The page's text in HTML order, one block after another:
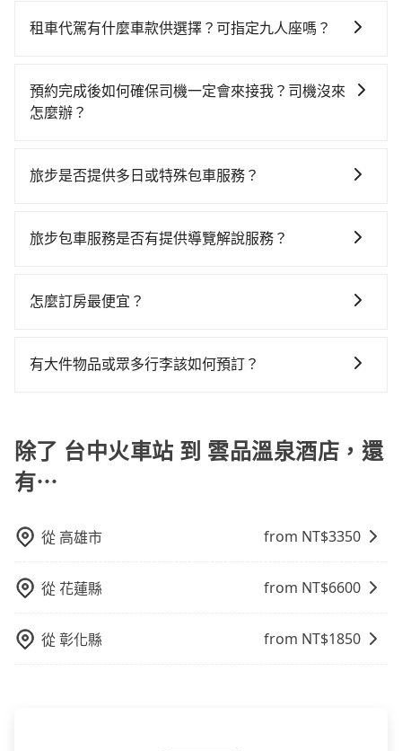
$115~205承租小轎車，每公里再額外加收$3.2，從台中
路返回），雖已將eTag和可能的每小時40元路邊停車費
用預估進去，但額外的汽車保險與可能的罰單都需自
數超過四位，更是沒有較大的七人座或九人座可供選
修理，每一次租車都好像在開樂透一樣。另外，偶爾也
車或者要載其他乘客的人來說就有不小的風險。最後，
距離，在遇到下雨天或者載行李時，就顯得非常不便。
灣大車隊、Uber、Line Taxi、Yoxi等，如果在路邊攔不
計程車等叫車看看。依照里程跳錶計算，價格約為
1,625~2,000元間，若改選tripool的專車服務可再更便
的難度是雙北市的490倍。再加上台中市有些計程車司機
酒店的跳表小黃可能較為便宜，但當你們人數超過四位
租車代駕有什麼車款供選擇？可指定九人座嗎？
型車為主，車款品牌以豐田Toyota、福特Ford、福斯
VW為主，其中也有少量進口車像凌志Lexus、特斯拉
特殊需求或人數較多，需要大T保母車、20人座中巴、
預約完成後如何確保司機一定會來接我？司機沒來
怎麼辦？
派車。在出發前一天晚上八點時，會透過電子郵件與簡
繫，可能原本約定的地點不適合暫停而改停靠在附近的
旅步是否提供多日或特殊包車服務？
專人回覆您。
旅步包車服務是否有提供導覽解說服務？
需要導覽服務，可事先透過電子郵件
怎麼訂房最便宜？
OTA (online travel agent) 來完成，除了可以快速依據
饋或未來換取免費的住房。台灣人常用的線上訂房平台
有Booking.com、Agoda.com、Hotels.com、
Expedia.com、Trip.com等。正常來說，線上刷卡付款
告知付款完畢，一切都能在網路上操作。但有些較冷門
賣的現象，便有可能到了現場卻沒房可住的窘境，所以
在預定時要不選擇評分高、評論多的飯店，不然就是還
煩，有些時候直接打電話問的價格可能比民宿訂房網來
有大件物品或眾多行李該如何預訂？
看板、床墊、折疊單車、家電等，在乘客人數不多的情
況下，可以將後座倒放來騰出置物空間。基本上只要不
遮住司機視線、不會破壞車體、不影響行車安全，會讓
並事先透過官網的線上客服洽詢，確認沒問題再下訂。
除了 台中火車站 到 雲品溫泉酒店，還
有⋯
從 高雄市 from NT$3350
從花蓮縣 from NT$6600
從彰化縣 from NT$1850